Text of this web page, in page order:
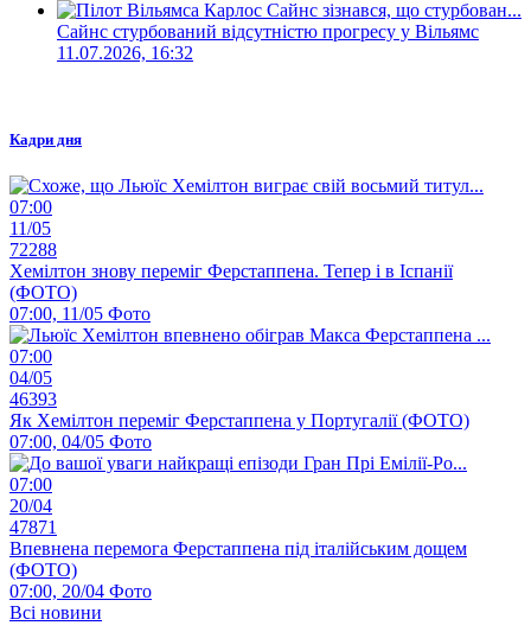
Сайнс стурбований відсутністю прогресу у Вільямс
11.07.2026, 16:32
Кадри дня
07:00
11/05
72288
Хемілтон знову переміг Ферстаппена. Тепер і в Іспанії
(ФОТО)
07:00, 11/05 Фото
07:00
04/05
46393
Як Хемілтон переміг Ферстаппена у Португалії (ФОТО)
07:00, 04/05 Фото
07:00
20/04
47871
Впевнена перемога Ферстаппена під італійським дощем
(ФОТО)
07:00, 20/04 Фото
Всі новини